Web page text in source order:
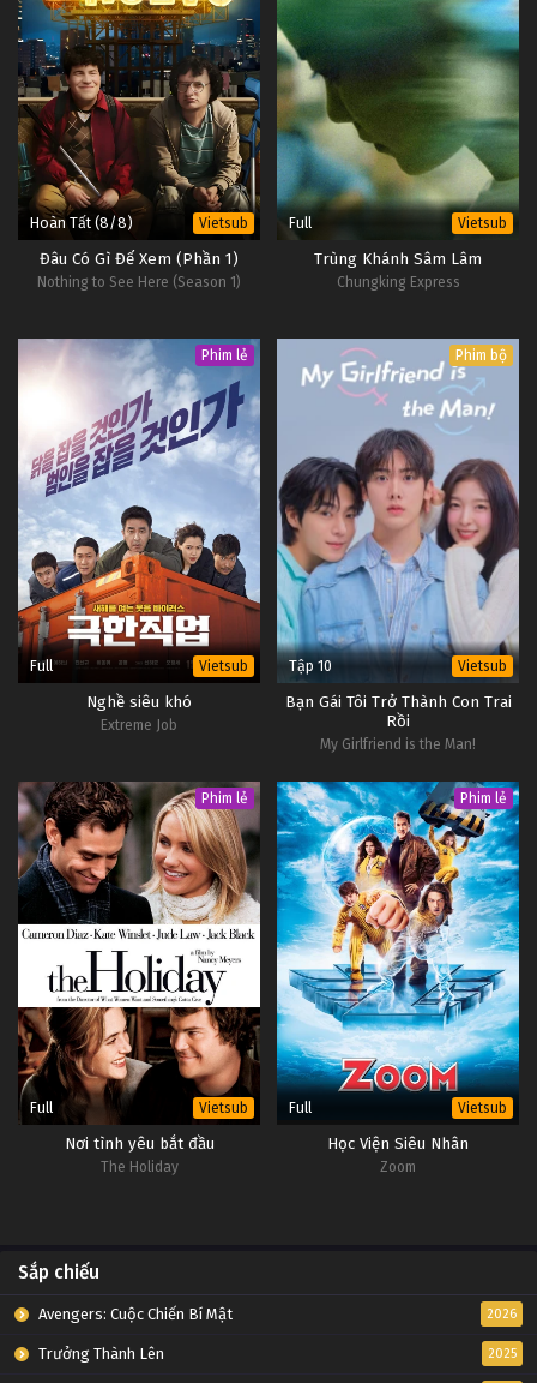
Hoàn Tất (8/8) Vietsub
Đâu Có Gì Để Xem (Phần 1)
Nothing to See Here (Season 1)
Full Vietsub
Trùng Khánh Sâm Lâm
Chungking Express
Phim lẻ
Full Vietsub
Nghề siêu khó
Extreme Job
Phim bộ
Tập 10 Vietsub
Bạn Gái Tôi Trở Thành Con Trai
Rồi
My Girlfriend is the Man!
Phim lẻ
Full Vietsub
Nơi tình yêu bắt đầu
The Holiday
Phim lẻ
Full Vietsub
Học Viện Siêu Nhân
Zoom
Sắp chiếu
Avengers: Cuộc Chiến Bí Mật 2026
Trưởng Thành Lên 2025